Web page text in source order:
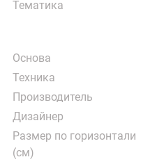
Тематика
Основа
Техника
Производитель
Дизайнер
Размер по горизонтали
(см)